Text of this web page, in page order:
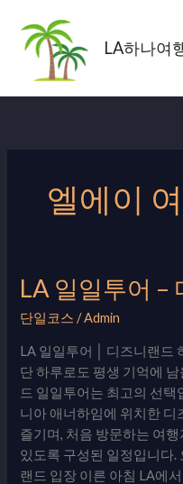
content
LA하나여
엘에이
LA 일일투어 –
단일코스 /Admin
LA 일일투어 │ 디즈니랜드
단 하루로도 평생 기억에
드 일일투어는 최고의 선택
니아 애너하임에 위치한 디
즐기며, 처음 방문하는 여
있도록 구성된 일정입니다.
랜드 입장 이른 아침 LA에
LA
일
일
투
어
–
디
즈
니
랜